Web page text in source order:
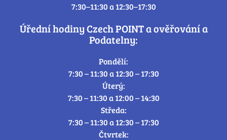
7:30–11:30 a 12:30–17:30
Úřední hodiny Czech POINT a ověřování a
Podatelny:
Pondělí:
7:30 – 11:30 a 12:30 – 17:30
Úterý:
7:30 – 11:30 a 12:00 – 14:30
Středa:
7:30 – 11:30 a 12:30 – 17:30
Čtvrtek: